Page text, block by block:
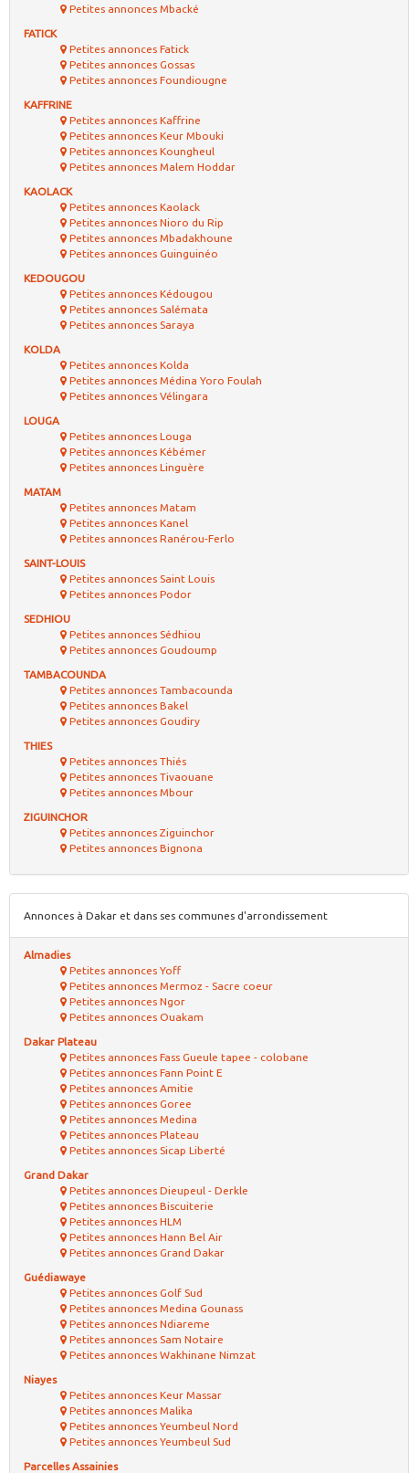
Petites annonces Mbacké
FATICK
Petites annonces Fatick
Petites annonces Gossas
Petites annonces Foundiougne
KAFFRINE
Petites annonces Kaffrine
Petites annonces Keur Mbouki
Petites annonces Koungheul
Petites annonces Malem Hoddar
KAOLACK
Petites annonces Kaolack
Petites annonces Nioro du Rip
Petites annonces Mbadakhoune
Petites annonces Guinguinéo
KEDOUGOU
Petites annonces Kédougou
Petites annonces Salémata
Petites annonces Saraya
KOLDA
Petites annonces Kolda
Petites annonces Médina Yoro Foulah
Petites annonces Vélingara
LOUGA
Petites annonces Louga
Petites annonces Kébémer
Petites annonces Linguère
MATAM
Petites annonces Matam
Petites annonces Kanel
Petites annonces Ranérou-Ferlo
SAINT-LOUIS
Petites annonces Saint Louis
Petites annonces Podor
SEDHIOU
Petites annonces Sédhiou
Petites annonces Goudoump
TAMBACOUNDA
Petites annonces Tambacounda
Petites annonces Bakel
Petites annonces Goudiry
THIES
Petites annonces Thiés
Petites annonces Tivaouane
Petites annonces Mbour
ZIGUINCHOR
Petites annonces Ziguinchor
Petites annonces Bignona
Annonces à Dakar et dans ses communes d'arrondissement
Almadies
Petites annonces Yoff
Petites annonces Mermoz - Sacre coeur
Petites annonces Ngor
Petites annonces Ouakam
Dakar Plateau
Petites annonces Fass Gueule tapee - colobane
Petites annonces Fann Point E
Petites annonces Amitie
Petites annonces Goree
Petites annonces Medina
Petites annonces Plateau
Petites annonces Sicap Liberté
Grand Dakar
Petites annonces Dieupeul - Derkle
Petites annonces Biscuiterie
Petites annonces HLM
Petites annonces Hann Bel Air
Petites annonces Grand Dakar
Guédiawaye
Petites annonces Golf Sud
Petites annonces Medina Gounass
Petites annonces Ndiareme
Petites annonces Sam Notaire
Petites annonces Wakhinane Nimzat
Niayes
Petites annonces Keur Massar
Petites annonces Malika
Petites annonces Yeumbeul Nord
Petites annonces Yeumbeul Sud
Parcelles Assainies